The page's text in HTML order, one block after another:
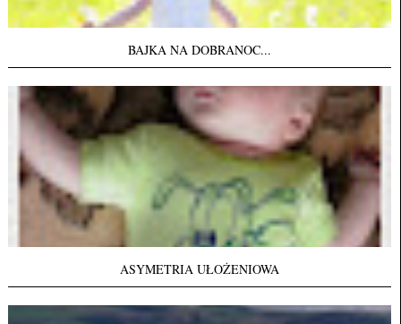
BAJKA NA DOBRANOC...
ASYMETRIA UŁOŻENIOWA